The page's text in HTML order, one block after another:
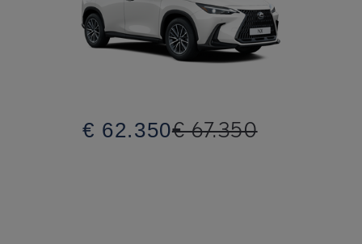
€ 62.350€ 67.350